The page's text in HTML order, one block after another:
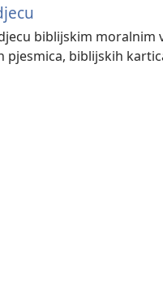
biblijskim
pjesmica, biblijskih